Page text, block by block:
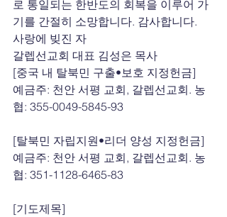
로 통일되는 한반도의 회복을 이루어 가
기를 간절히 소망합니다. 감사합니다.
사랑에 빚진 자
갈렙선교회 대표 김성은 목사
[중국 내 탈북민 구출•보호 지정헌금]
예금주: 천안 서평 교회, 갈렙선교회. 농
협: 355-0049-5845-93
[탈북민 자립지원•리더 양성 지정헌금]
예금주: 천안 서평 교회, 갈렙선교회. 농
협: 351-1128-6465-83
[기도제목]